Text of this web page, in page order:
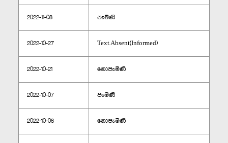
2022-11-08 පැමිණි
2022-10-27 Text.Absent(Informed)
2022-10-21 නොපැමිණි
2022-10-07 පැමිණි
2022-10-06 නොපැමිණි